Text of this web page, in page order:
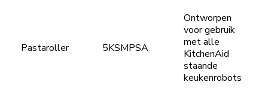
Pastaroller 5KSMPSA
Ontworpen
voor gebruik
met alle
KitchenAid
staande
keukenrobots